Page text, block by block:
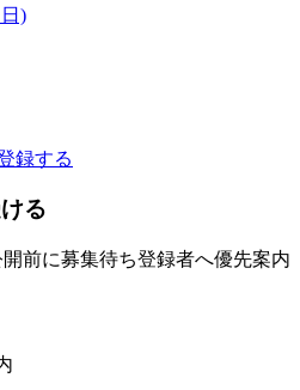
)
録する
る
前に募集待ち登録者へ優先案内